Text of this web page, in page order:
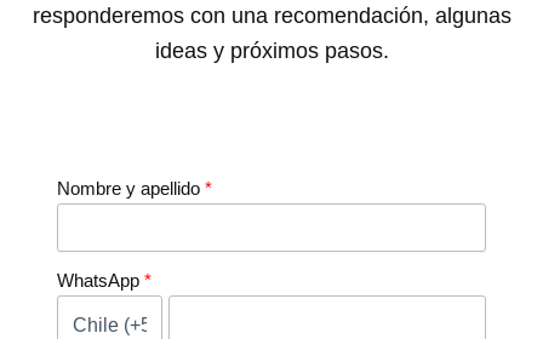
responderemos con una recomendación, algunas
ideas y próximos pasos.
Nombre y apellido
WhatsApp